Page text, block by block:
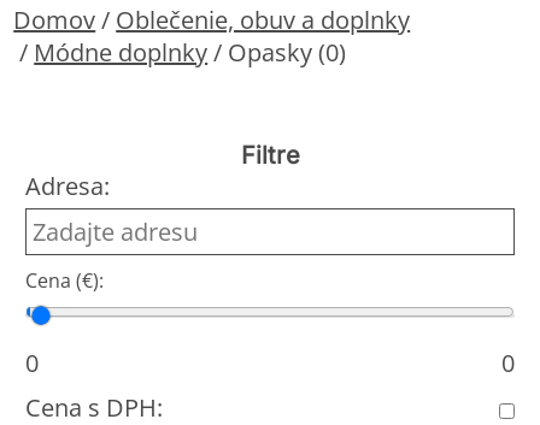
Domov/ Oblečenie, obuv a doplnky
/ Módne doplnky/ Opasky (0)
Filtre
Adresa:
Cena (€):
Cena od
Cena do
0
0
Cena s DPH: